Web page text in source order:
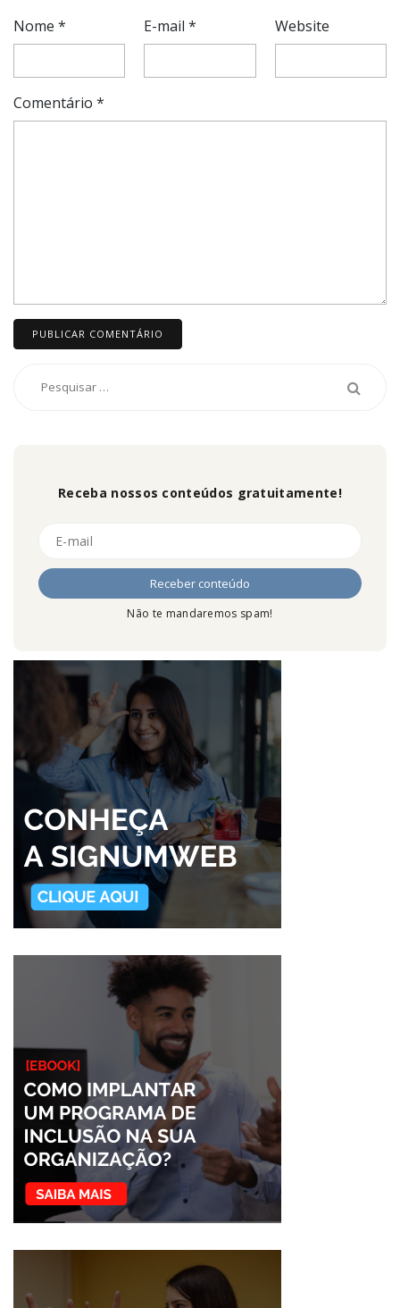
Nome * E-mail* Website
Comentário *
Receba nossos conteúdos gratuitamente!
Não te mandaremos spam!